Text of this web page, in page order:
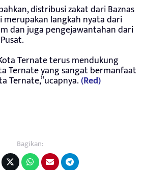
distribusi zakat dari Baznas
merupakan langkah nyata dari
dan juga pengejawantahan dari
Ternate terus mendukung
Ternate yang sangat bermanfaat
Ternate,”ucapnya.(Red)
Bagikan: